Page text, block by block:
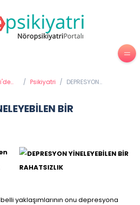
/ Psikiyatri / DEPRESYON
BİR
yaklaşımlarının onu depresyona